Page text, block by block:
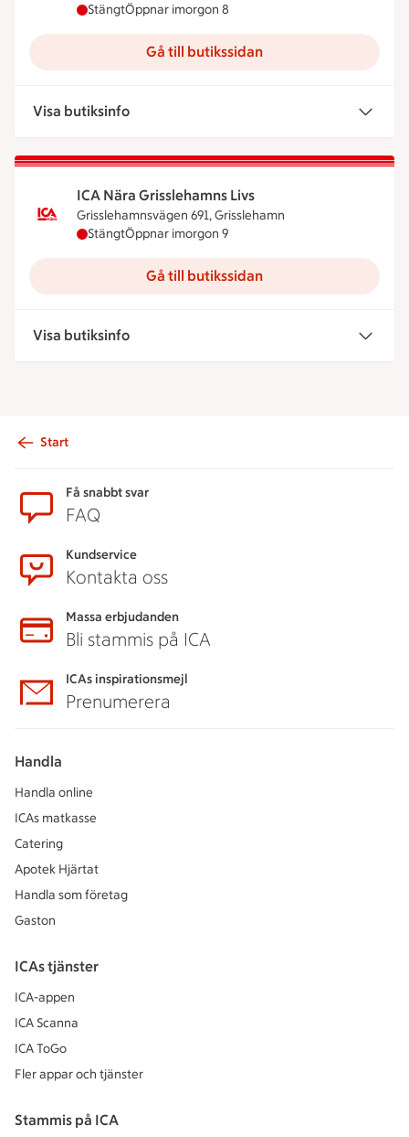
ICA Supermarket Hallstavik har stängt idag,
StängtÖppnar imorgon 8
Gå till butikssidan
Visa butiksinfo
ICA Nära Grisslehamns Livs
Grisslehamnsvägen 691, Grisslehamn
ICA Nära Grisslehamns Livs har stängt idag,
StängtÖppnar imorgon 9
Gå till butikssidan
Visa butiksinfo
Start
Få snabbt svar
FAQ
Kundservice
Kontakta oss
Massa erbjudanden
Bli stammis på ICA
ICAs inspirationsmejl
Prenumerera
Handla
Handla online
ICAs matkasse
Catering
Apotek Hjärtat
Handla som företag
Gaston
ICAs tjänster
ICA-appen
ICA Scanna
ICA ToGo
Fler appar och tjänster
Stammis på ICA